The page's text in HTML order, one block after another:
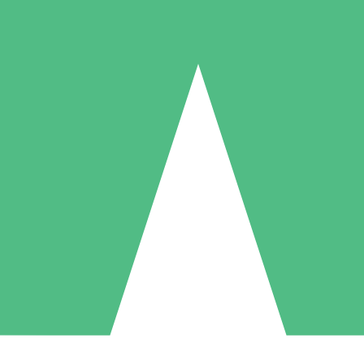
Individuelle Credit-Pakete
nach Bedarf mit Download-Credits. Keine monatliche Verpflichtung